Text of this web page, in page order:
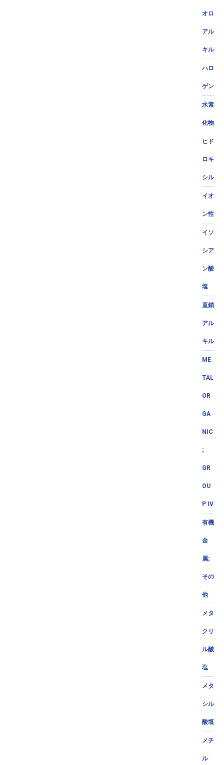
オロ
アル
キル
ハロ
ゲン
水素
化物
ヒド
ロキ
シル
イオ
ン性
イソ
シア
ン酸
塩
直鎖
アル
キル
ME
TAL
OR
GA
NIC
;
GR
OU
P IV
有機
金
属;
その
他
メタ
クリ
ル酸
塩
メタ
シル
酸塩
メチ
ル